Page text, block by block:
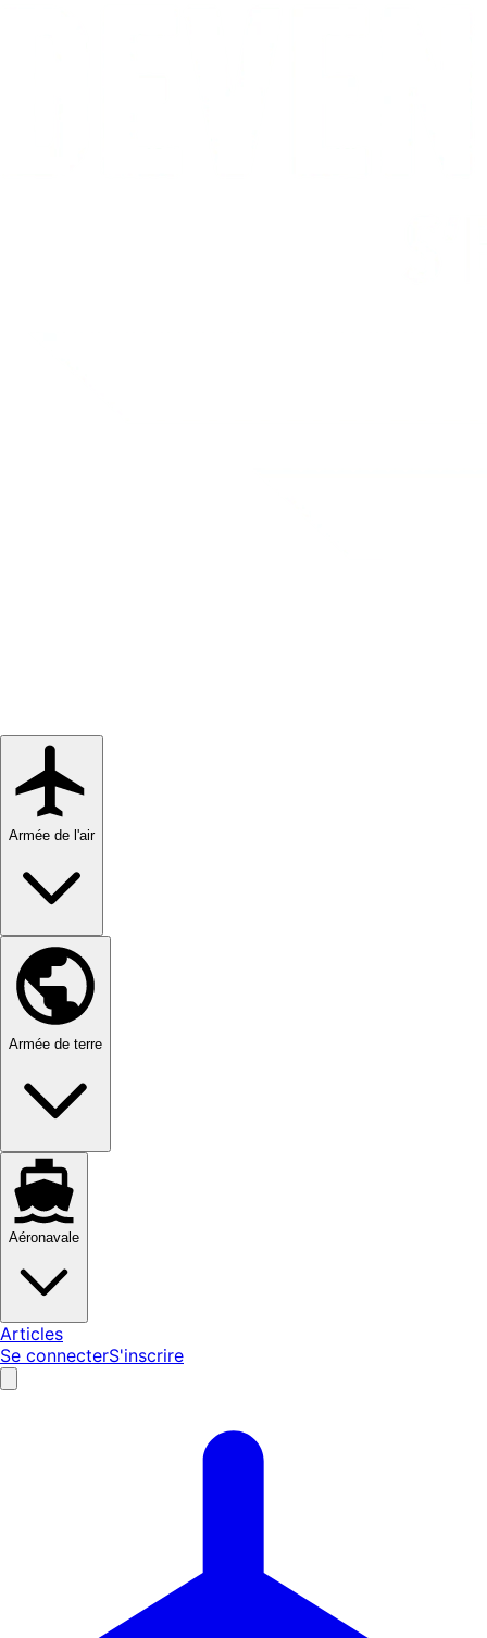
Armée de l'air
Armée de terre
Aéronavale
Articles
Se connecterS'inscrire